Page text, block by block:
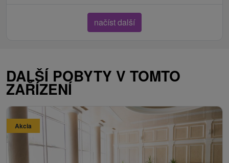
načíst další
DALŠÍ POBYTY V TOMTO
ZAŘÍZENÍ
Akcia